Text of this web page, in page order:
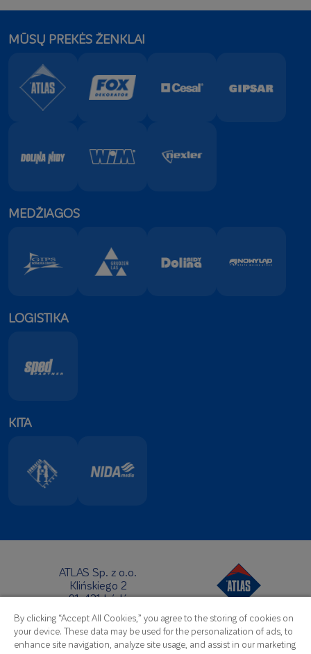
MŪSŲ PREKĖS ŽENKLAI
MEDŽIAGOS
LOGISTIKA
KITA
ATLAS Sp. z o.o.
Klińskiego 2
91-421 Łódź
Centrinė būstinė:
Telefonas:+48 42 631 88 00
Faksas: +48 42 631 88 88
By clicking “Accept All Cookies,” you agree to the storing of cookies on
your device. These data may be used for the personalization of ads, to
enhance site navigation, analyze site usage, and assist in our marketing